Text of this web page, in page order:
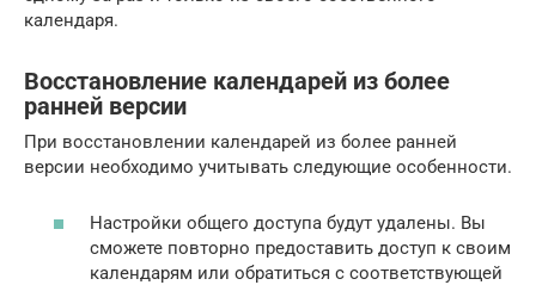
календаря.
Восстановление календарей из более
ранней версии
При восстановлении календарей из более ранней
версии необходимо учитывать следующие особенности.
Настройки общего доступа будут удалены. Вы
сможете повторно предоставить доступ к своим
календарям или обратиться с соответствующей